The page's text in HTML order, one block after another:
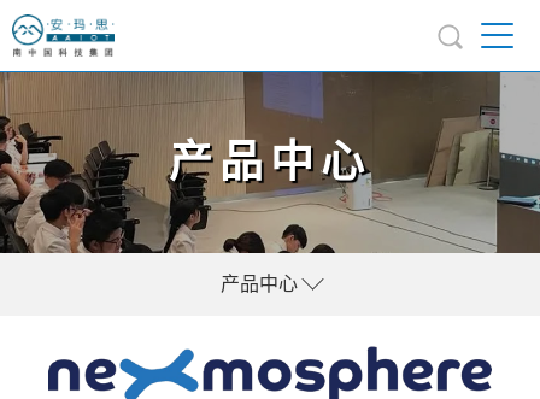
产品中心
产品中心